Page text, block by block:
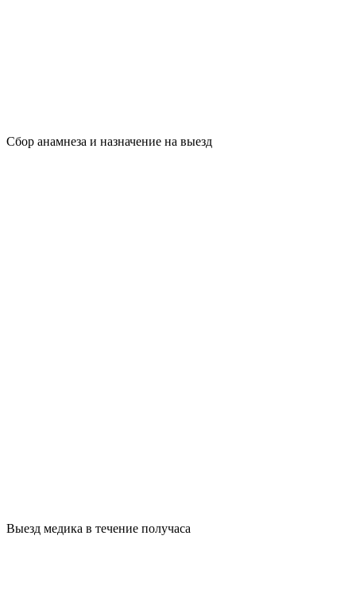
Сбор анамнеза и назначение на выезд
Выезд медика в течение получаса